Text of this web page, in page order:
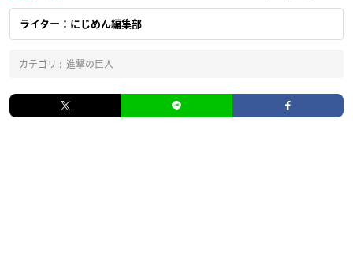
ライター：にじめん編集部
カテゴリ : 進撃の巨人